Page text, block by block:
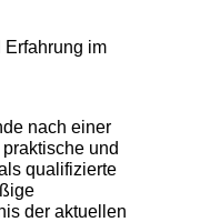
Erfahrung im
nach einer
und
qualifizierte
der aktuellen